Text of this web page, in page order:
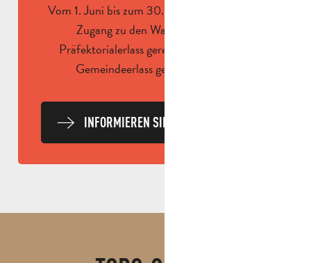
Vom 1. Juni bis zum 30. September wird der
Zugang zu den Waldgebieten per
Präfektorialerlass geregelt und kann per
Gemeindeerlass geregelt werden.
INFORMIEREN SIE SICH JEDEN TAG